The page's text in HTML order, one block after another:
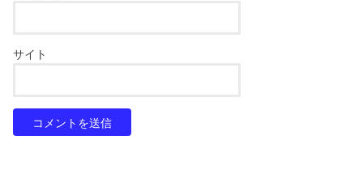
サイト